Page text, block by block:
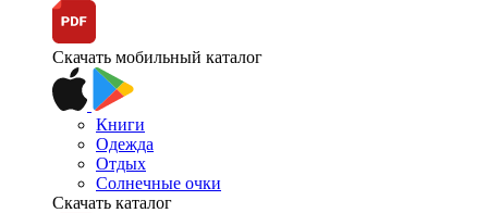
Скачать мобильный каталог
Книги
Одежда
Отдых
Солнечные очки
Скачать каталог